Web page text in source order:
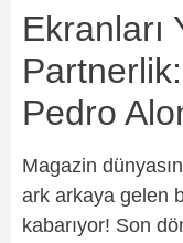
Ekranları
Pedro
Magazin
ark arkaya gelen
kabarıyor! Son